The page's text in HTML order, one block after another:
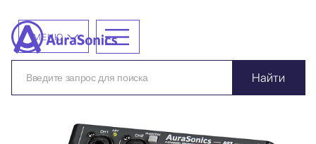
Найти
МЕНЮ